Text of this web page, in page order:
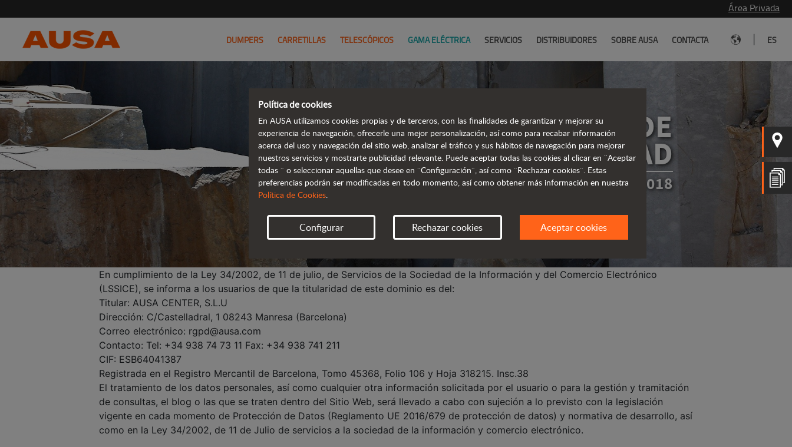
Área Privada
DUMPERS CARRETILLAS TELESCÓPICOS GAMA ELÉCTRICA SERVICIOS DISTRIBUIDORES SOBRE AUSA CONTACTA ES
POLÍTICA DE
PRIVACIDAD
ACTUALIZADA EN MARZO DE 2018
En cumplimiento de la Ley 34/2002, de 11 de julio, de Servicios de la Sociedad de la Información y del Comercio Electrónico
(LSSICE), se informa a los usuarios de que la titularidad de este dominio es del:
Titular: AUSA CENTER, S.L.U
Dirección: C/Castelladral, 1 08243 Manresa (Barcelona)
Correo electrónico: rgpd@ausa.com
Contacto: Tel: +34 938 74 73 11 Fax: +34 938 741 211
CIF: ESB64041387
Registrada en el Registro Mercantil de Barcelona, Tomo 45368, Folio 106 y Hoja 318215. Insc.38
El tratamiento de los datos personales, así como cualquier otra información solicitada por el usuario o para la gestión y tramitación
de consultas, el blog o las que se traten dentro del Sitio Web, será llevado a cabo con sujeción a lo previsto con la legislación
vigente en cada momento de Protección de Datos (Reglamento UE 2016/679 de protección de datos) y normativa de desarrollo, así
como en la Ley 34/2002, de 11 de Julio de servicios a la sociedad de la información y comercio electrónico.
Política de cookies
En AUSA utilizamos cookies propias y de terceros, con las finalidades de garantizar y mejorar su
experiencia de navegación, ofrecerle una mejor personalización, así como para recabar información
acerca del uso y navegación del sitio web, analizar el tráfico y sus hábitos de navegación para mejorar
nuestros servicios y mostrarte publicidad relevante. Puede aceptar todas las cookies al clicar en ¨Aceptar
todas ¨ o seleccionar aquellas que desee en ¨Configuración¨, así como ¨Rechazar cookies¨. Estas
preferencias podrán ser modificadas en todo momento, así como obtener más información en nuestra
Política de Cookies.
Configurar Rechazar cookies Aceptar cookies